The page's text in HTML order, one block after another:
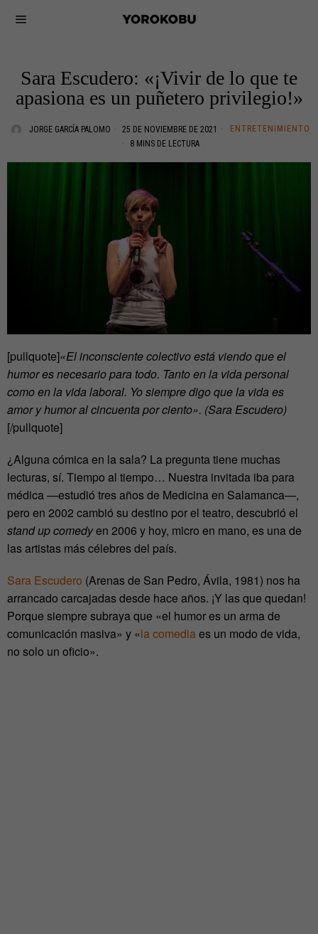
Sara Escudero: «¡Vivir de lo que te
apasiona es un puñetero privilegio!»
JORGE GARCÍA PALOMO 25 DE NOVIEMBRE DE 2021
ENTRETENIMIENTO
8 MINS DE LECTURA
[pullquote]«El inconsciente colectivo está viendo que el
humor es necesario para todo. Tanto en la vida personal
como en la vida laboral. Yo siempre digo quela vida es
amor y humor al cincuenta por ciento». (Sara Escudero)
[/pullquote]
¿Alguna cómica en la sala? La pregunta tiene muchas
lecturas, sí. Tiempo al tiempo… Nuestra invitada iba para
médica —estudió tres años de Medicina en Salamanca—,
pero en 2002 cambió su destino por el teatro, descubrió el
stand up comedyen 2006 y hoy, micro en mano, es una de
las artistas más célebres del país.
Sara Escudero (Arenas de San Pedro, Ávila, 1981) nos ha
arrancado carcajadas desde hace años. ¡Y las que quedan!
Porque siempre subraya que «el humor es un arma de
comunicación masiva» y «la comediaes un modo de vida,
no solo un oficio».